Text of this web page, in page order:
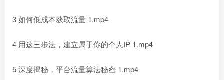
3 如何低成本获取流量 1.mp4
4 用这三步法，建立属于你的个人IP 1.mp4
5 深度揭秘，平台流量算法秘密 1.mp4